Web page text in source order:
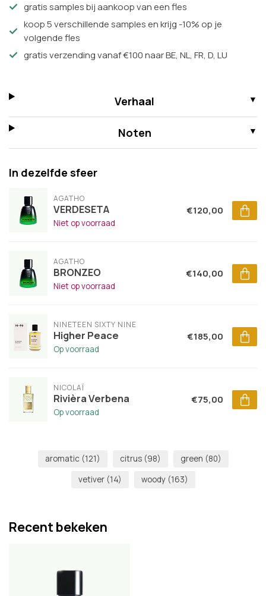
gratis samples bij aankoop van een fles
koop 5 verschillende samples en krijg -10% op je
volgende fles
gratis verzending vanaf €100 naar BE, NL, FR, D, LU
Verhaal
Noten
In dezelfde sfeer
AGATHO
VERDESETA
Niet op voorraad
€120,00
AGATHO
BRONZEO
Niet op voorraad
€140,00
NINETEEN SIXTY NINE
Higher Peace
Op voorraad
€185,00
NICOLAÏ
Rivièra Verbena
Op voorraad
€75,00
aromatic (121) citrus (98) green (80)
vetiver (14) woody (163)
Recent bekeken